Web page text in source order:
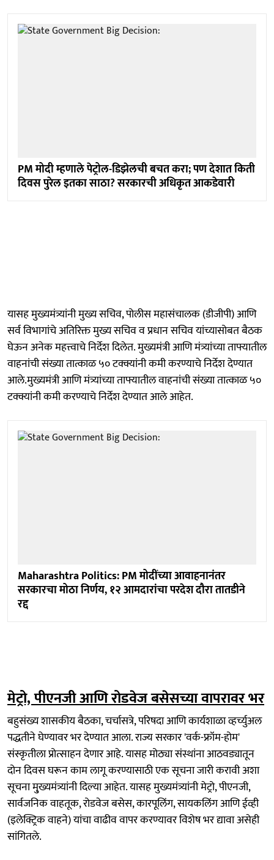
PM मोदी म्हणाले पेट्रोल-डिझेलची बचत करा; पण देशात किती
दिवस पुरेल इतका साठा? सरकारची अधिकृत आकडेवारी
यासह मुख्यमंत्र्यांनी मुख्य सचिव, पोलीस महासंचालक (डीजीपी) आणि
सर्व विभागांचे अतिरिक्त मुख्य सचिव व प्रधान सचिव यांच्यासोबत बैठक
घेऊन अनेक महत्त्वाचे निर्देश दिलेत. मुख्यमंत्री आणि मंत्र्यांच्या ताफ्यातील
वाहनांची संख्या तात्काळ ५० टक्क्यांनी कमी करण्याचे निर्देश देण्यात
आले.मुख्यमंत्री आणि मंत्र्यांच्या ताफ्यातील वाहनांची संख्या तात्काळ ५०
टक्क्यांनी कमी करण्याचे निर्देश देण्यात आले आहेत.
Maharashtra Politics: PM मोदींच्या आवाहनानंतर
सरकारचा मोठा निर्णय, १२ आमदारांचा परदेश दौरा तातडीने
रद्द
मेट्रो, पीएनजी आणि रोडवेज बसेसच्या वापरावर भर
बहुसंख्य शासकीय बैठका, चर्चासत्रे, परिषदा आणि कार्यशाळा व्हर्च्युअल
पद्धतीने घेण्यावर भर देण्यात आला. राज्य सरकार 'वर्क-फ्रॉम-होम'
संस्कृतीला प्रोत्साहन देणार आहे. यासह मोठ्या संस्थांना आठवड्यातून
दोन दिवस घरून काम लागू करण्यासाठी एक सूचना जारी करावी अशा
सूचना मु्ख्यमंत्र्यांनी दिल्या आहेत. यासह मुख्यमंत्र्यांनी मेट्रो, पीएनजी,
सार्वजनिक वाहतूक, रोडवेज बसेस, कारपूलिंग, सायकलिंग आणि ईव्ही
(इलेक्ट्रिक वाहने) यांचा वाढीव वापर करण्यावर विशेष भर द्यावा असेही
सांगितले.